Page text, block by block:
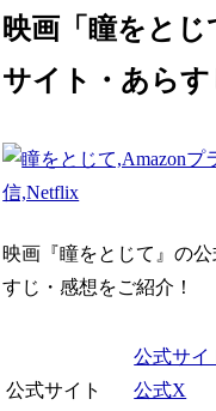
映画「瞳をと
サイト・あらす
映画『瞳をとじて』の
すじ・感想をご紹介！
公式サイト
公式サイ
公式X